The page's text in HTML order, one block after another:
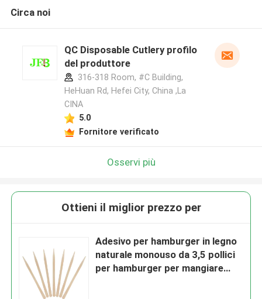
Circa noi
QC Disposable Cutlery profilo
del produttore
316-318 Room, #C Building,
HeHuan Rd, Hefei City, China ,La
CINA
5.0
Fornitore verificato
Osservi più
Ottieni il miglior prezzo per
Adesivo per hamburger in legno
naturale monouso da 3,5 pollici
per hamburger per mangiare